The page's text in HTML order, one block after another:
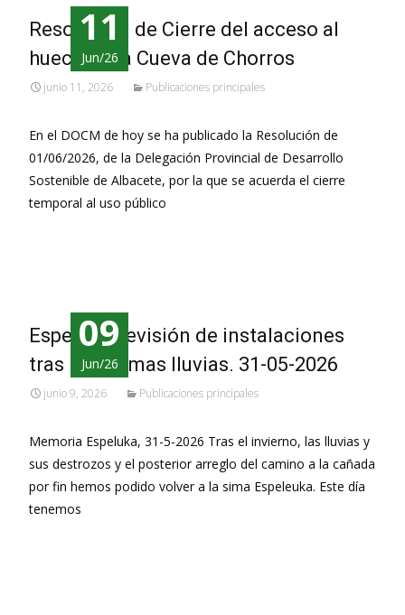
11
Jun/26
Resolución de Cierre del acceso al
hueco de la Cueva de Chorros
junio 11, 2026 Publicaciones principales
En el DOCM de hoy se ha publicado la Resolución de
01/06/2026, de la Delegación Provincial de Desarrollo
Sostenible de Albacete, por la que se acuerda el cierre
temporal al uso público
09
Jun/26
Espeluka, revisión de instalaciones
tras las últimas lluvias. 31-05-2026
junio 9, 2026 Publicaciones principales
Memoria Espeluka, 31-5-2026 Tras el invierno, las lluvias y
sus destrozos y el posterior arreglo del camino a la cañada
por fin hemos podido volver a la sima Espeleuka. Este día
tenemos